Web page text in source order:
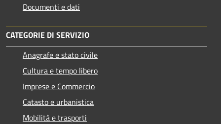
Documenti e dati
CATEGORIE DI SERVIZIO
Anagrafe e stato civile
Cultura e tempo libero
Imprese e Commercio
Catasto e urbanistica
Mobilità e trasporti